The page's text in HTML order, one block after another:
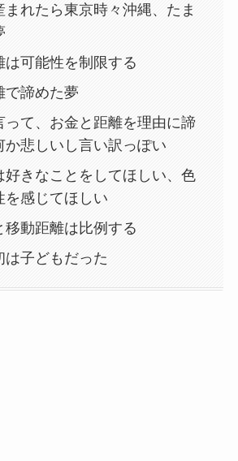
まれたら東京時々沖縄、たま
は可能性を制限する
で諦めた夢
って、お金と距離を理由に諦
か悲しいし言い訳っぽい
好きなことをしてほしい、色
を感じてほしい
移動距離は比例する
は子どもだった